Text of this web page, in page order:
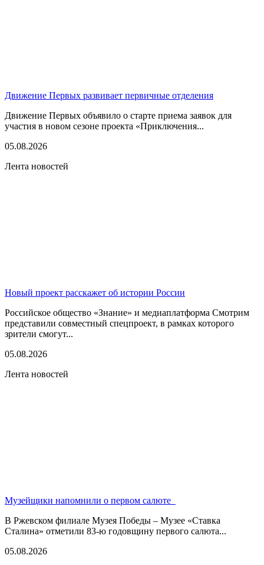
Движение Первых развивает первичные отделения
Движение Первых объявило о старте приема заявок для
участия в новом сезоне проекта «Приключения...
05.08.2026
Лента новостей
Новый проект расскажет об истории России
Российское общество «Знание» и медиаплатформа Смотрим
представили совместный спецпроект, в рамках которого
зрители смогут...
05.08.2026
Лента новостей
Музейщики напомнили о первом салюте
В Ржевском филиале Музея Победы – Музее «Ставка
Сталина» отметили 83-ю годовщину первого салюта...
05.08.2026